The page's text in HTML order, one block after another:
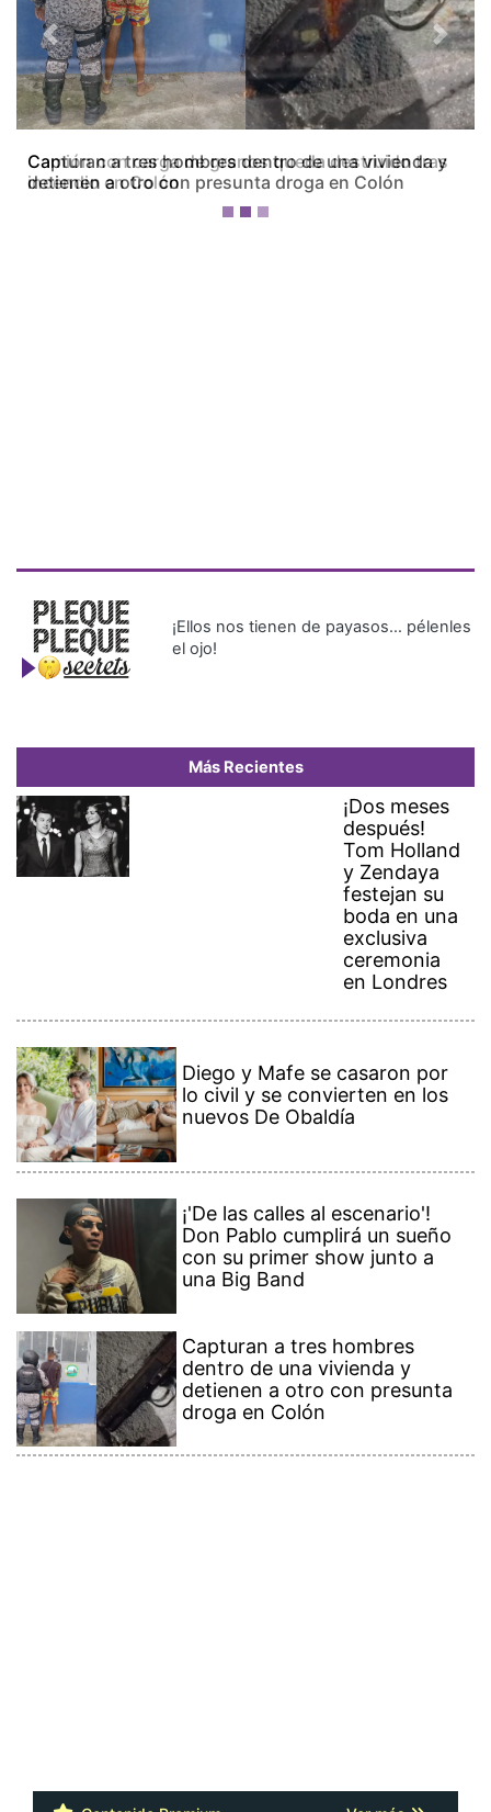
Camión con carga de granos queda destruido tras
incendio en Colón
Previous Next
¡Ellos nos tienen de payasos… pélenles
el ojo!
Más Recientes
¡Dos meses
después!
Tom Holland
y Zendaya
festejan su
boda en una
exclusiva
ceremonia
en Londres
Diego y Mafe se casaron por
lo civil y se convierten en los
nuevos De Obaldía
¡'De las calles al escenario'!
Don Pablo cumplirá un sueño
con su primer show junto a
una Big Band
Capturan a tres hombres
dentro de una vivienda y
detienen a otro con presunta
droga en Colón